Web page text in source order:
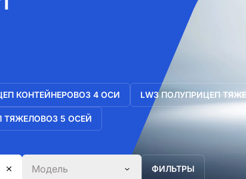
КОНТЕЙНЕРОВОЗ 4 ОСИ LW3 ПОЛУПРИЦЕП
ТЯЖЕЛОВОЗ 5 ОСЕЙ
Модель ФИЛЬТРЫ